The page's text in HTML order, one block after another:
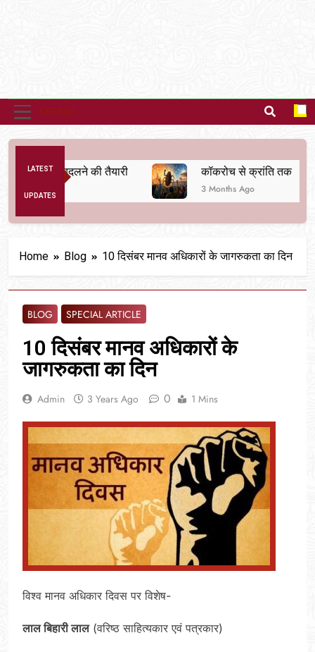
LATEST
UPDATES
बदलने की तैयारी कॉकरोच से क्रांति तक
3 Months Ago
Home Blog 10 दिसंबर मानव अधिकारों के जागरुकता का दिन
BLOG SPECIAL ARTICLE
10 दिसंबर मानव अधिकारों के
जागरुकता का दिन
Admin 3 Years Ago 0 1 Mins
विश्व मानव अधिकार दिवस पर विशेष-
लाल बिहारी लाल(वरिष्ठ साहित्यकार एवं पत्रकार)